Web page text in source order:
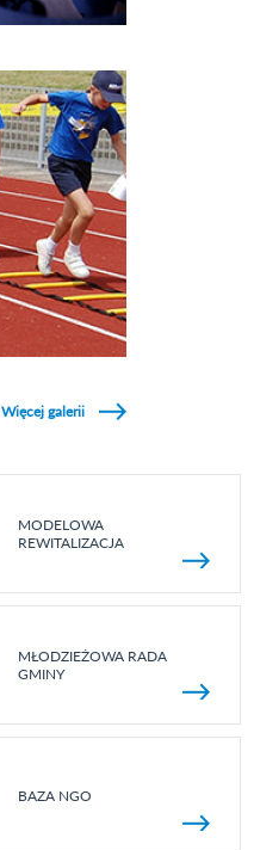
Więcej galerii
MODELOWA
REWITALIZACJA
MŁODZIEŻOWA RADA
GMINY
BAZA NGO